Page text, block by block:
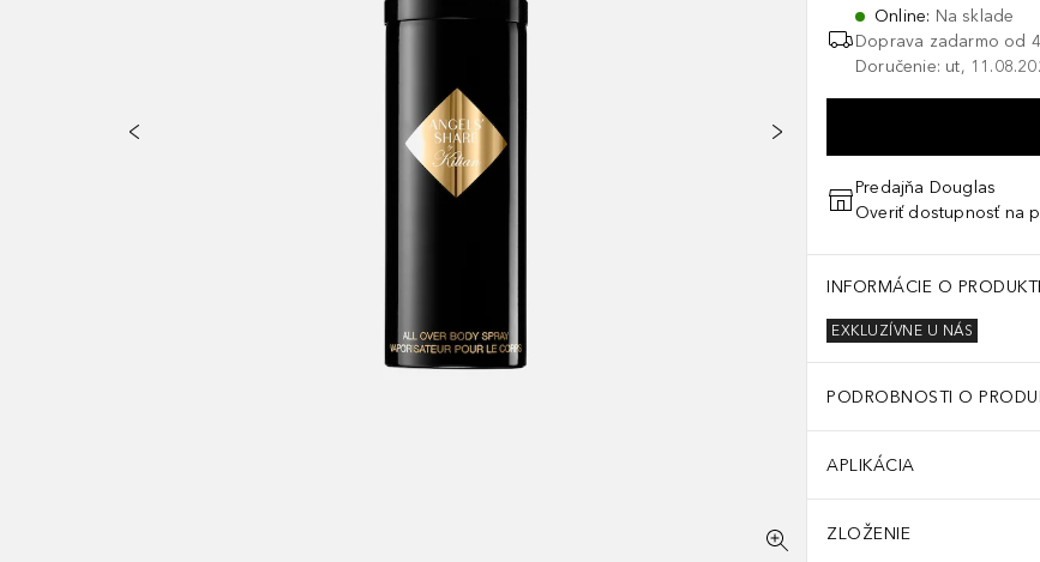
Online: Na sklade
Doprava zadarmo od
Doručenie: ut,
Predajňa Douglas
Overiť dostupnosť na
INFORMÁCIE O
EXKLUZÍVNE U NÁS
PODROBNOSTI O
APLIKÁCIA
ZLOŽENIE